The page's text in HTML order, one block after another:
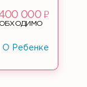
000 ф
О Ребенке